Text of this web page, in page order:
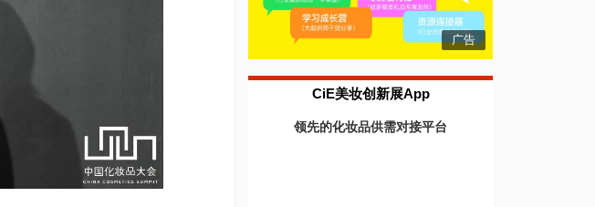
广告
CiE美妆创新展App
领先的化妆品供需对接平台